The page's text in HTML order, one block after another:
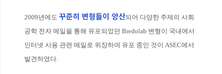
2009년에도 꾸준히 변형들이 양산되어 다양한 주제의 사회
공학 전자 메일을 통해 유포되었던 Bredolab 변형이 국내에서
인터넷 사용 관련 메일로 위장하여 유포 중인 것이 ASEC에서
발견하였다.